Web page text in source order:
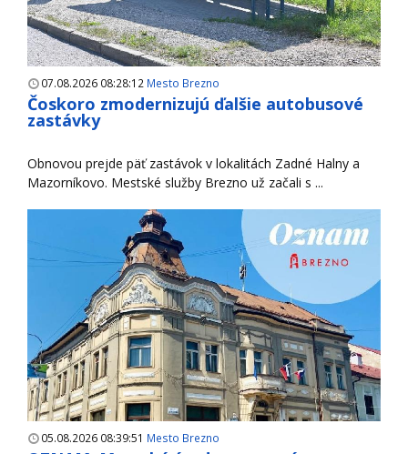
07.08.2026 08:28:12 Mesto Brezno
Čoskoro zmodernizujú ďalšie autobusové
zastávky
Obnovou prejde päť zastávok v lokalitách Zadné Halny a
Mazorníkovo. Mestské služby Brezno už začali s ...
05.08.2026 08:39:51 Mesto Brezno